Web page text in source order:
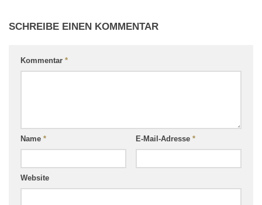
SCHREIBE EINEN KOMMENTAR
Kommentar *
Name * E-Mail-Adresse *
Website